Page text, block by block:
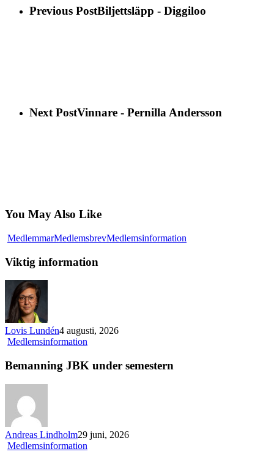
Previous PostBiljettsläpp - Diggiloo
Next PostVinnare - Pernilla Andersson
You May Also Like
MedlemmarMedlemsbrevMedlemsinformation
Viktig information
Lovis Lundén4 augusti, 2026
Medlemsinformation
under
Bemanning JBK under semestern
Andreas Lindholm29 juni, 2026
Medlemsinformation